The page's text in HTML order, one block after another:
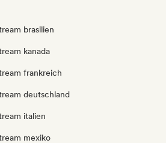
brasilien
kanada
frankreich
deutschland
italien
mexiko